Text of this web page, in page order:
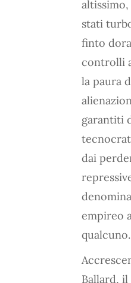
stati
finto
controlli
la paura
garantiti
dai
empireo
Ballard,